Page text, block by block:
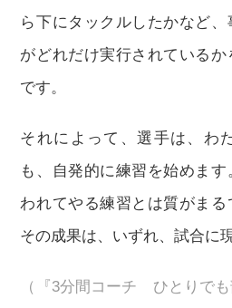
ら下にタックルしたかなど
がどれだけ実行されている
です。
それによって、選手は、わ
も、自発的に練習を始めま
われてやる練習とは質がまる
その成果は、いずれ、試合に
（『3分間コーチ ひとりで